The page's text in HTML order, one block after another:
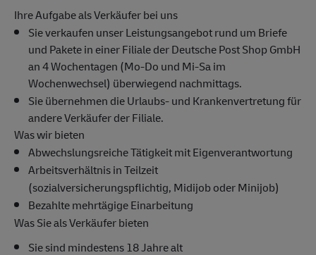
Ihre Aufgabe als Verkäufer bei uns
Sie verkaufen unser Leistungsangebot rund um Briefe
und Pakete in einer Filiale der Deutsche Post Shop GmbH
an 4 Wochentagen (Mo-Do und Mi-Sa im
Wochenwechsel) überwiegend nachmittags.
Sie übernehmen die Urlaubs- und Krankenvertretung für
andere Verkäufer der Filiale.
Was wir bieten
Abwechslungsreiche Tätigkeit mit Eigenverantwortung
Arbeitsverhältnis in Teilzeit
(sozialversicherungspflichtig, Midijob oder Minijob)
Bezahlte mehrtägige Einarbeitung
Was Sie als Verkäufer bieten
Sie sind mindestens 18 Jahre alt